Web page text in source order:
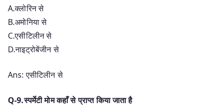
A.क्लोरिन से
B.अमोनिया से
C.एसीटिलीन से
D.नाइट्रोबेंजीन से
Ans: एसीटिलीन से
Q-9.स्पर्मेटी मोम कहाँ से प्राप्त किया जाता है